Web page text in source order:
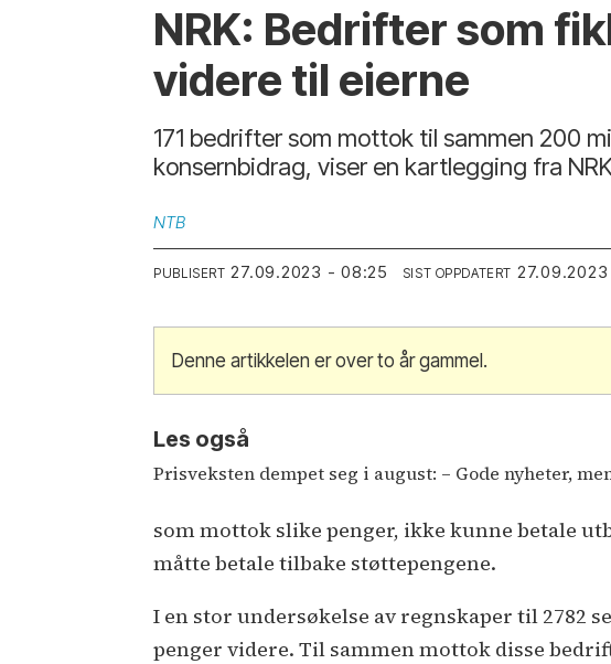
NRK: Bedrifter som
videre til eierne
171 bedrifter som mottok til sammen 200
konsernbidrag, viser en kartlegging fra
NTB
PUBLISERT 27.09.2023 - 08:25 SIST OPPDATERT
Denne artikkelen er over to år gammel.
Les også
Prisveksten dempet seg i august: – Gode nyheter,
som mottok slike penger, ikke kunne betale
måtte betale tilbake støttepengene.
I en stor undersøkelse av regnskaper til 2782
penger videre. Til sammen mottok disse